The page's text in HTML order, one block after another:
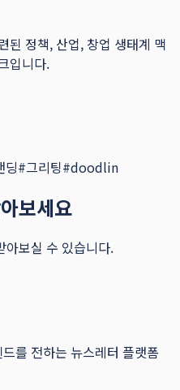
된 정책, 산업, 창업 생태계 맥
입니다.
딩#그리팅#doodlin
보세요
아보실 수 있습니다.
를 전하는 뉴스레터 플랫폼